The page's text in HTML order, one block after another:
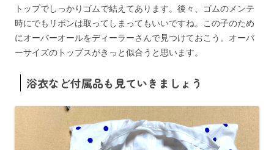
トップでしっかりゴムで結えてあります。後々、ゴムのメンテ
時にでもリボンは取ってしまってもいいですね。この子のため
にオーバーオールをディーラーさんで見つけておこう。オーバ
ーサイズのトップスがきっと似合うと思います。
浴衣など付属品も見ていきましょう